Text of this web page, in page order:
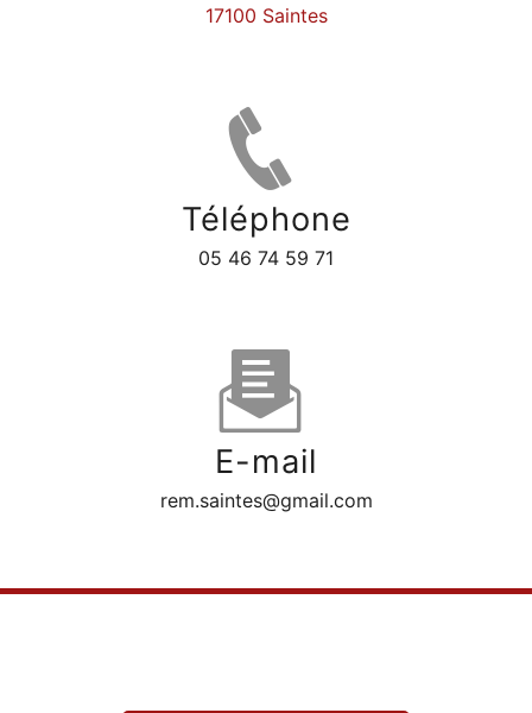
17100 Saintes
Téléphone
05 46 74 59 71
E-mail
rem.saintes@gmail.com